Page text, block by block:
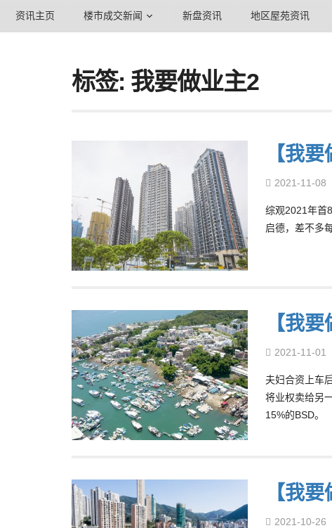
资讯主页 楼市成交新闻 新盘资讯 地区屋苑资讯
标签: 我要做业主2
【我
2021-11-08
综观2021年首
启德，差不多
【我
2021-11-01
夫妇合资上车
将业权卖给另
15%的BSD。
【我
2021-10-26